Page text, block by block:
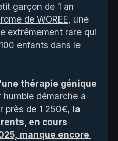
garçon de 1 an
de WOREE, une
extrêmement rare qui
enfants dans le
thérapie génique
humble démarche a
près de 1 250€, la
en cours
manque encore